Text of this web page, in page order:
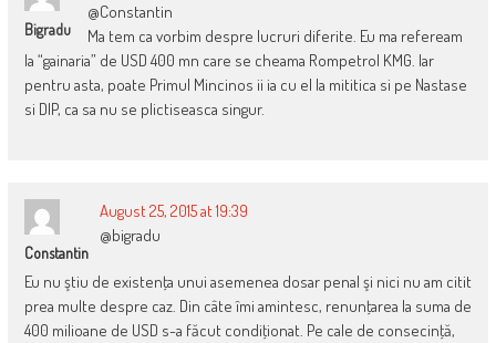
Bigradu
@Constantin
Ma tem ca vorbim despre lucruri diferite. Eu ma refeream
la “gainaria” de USD 400 mn care se cheama Rompetrol KMG. Iar
pentru asta, poate Primul Mincinos ii ia cu el la mititica si pe Nastase
si DIP, ca sa nu se plictiseasca singur.
Constantin
August 25, 2015 at 19:39
@bigradu
Eu nu ştiu de existenţa unui asemenea dosar penal şi nici nu am citit
prea multe despre caz. Din câte îmi amintesc, renunţarea la suma de
400 milioane de USD s-a făcut condiţionat. Pe cale de consecinţă,